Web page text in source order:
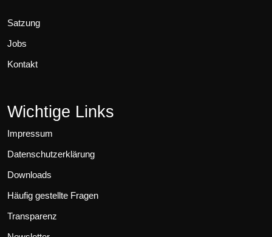
Satzung
Jobs
Kontakt
Wichtige Links
Impressum
Datenschutzerklärung
Downloads
Häufig gestellte Fragen
Transparenz